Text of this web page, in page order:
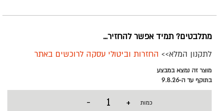
מתלבטים? תמיד אפשר להחזיר...
לתקנון המלא>> החזרות וביטולי עסקה לרוכשים באתר
מוצר זה נמצא במבצע
בתוקף עד ה-9.8.26
כמות +
-